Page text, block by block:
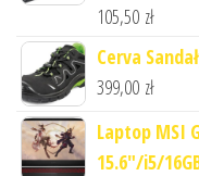
105,50 zł
Cerva
399,00 zł
Laptop MSI
15.6"/i5/